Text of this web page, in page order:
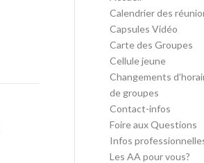
Calendrier des
Capsules Vidéo
Carte des Groupes
Cellule jeune
Changements
de groupes
Contact-infos
Foire aux Questions
Infos
Les AA pour vous?